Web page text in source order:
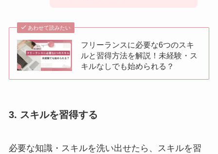
あわせて読みたい
フリーランスに必要な6つのスキ
ルと習得方法を解説！未経験・ス
キルなしでも始められる？
3. スキルを習得する
必要な知識・スキルを洗い出せたら、スキルを習